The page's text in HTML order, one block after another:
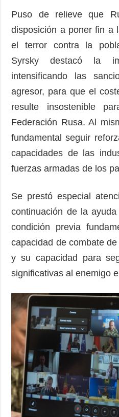
Puso de relieve que
disposición a poner fin a
el terror contra la
Syrsky destacó la
intensificando las
agresor, para que el
resulte insostenible
Federación Rusa. Al
fundamental seguir
capacidades de las
fuerzas armadas de los
Se prestó especial
continuación de la
condición previa
capacidad de combate
y su capacidad para
significativas al enemigo